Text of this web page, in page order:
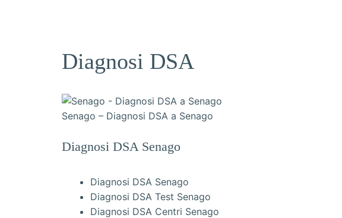
Diagnosi DSA
Senago – Diagnosi DSA a Senago
Diagnosi DSA Senago
Diagnosi DSA Senago
Diagnosi DSA Test Senago
Diagnosi DSA Centri Senago